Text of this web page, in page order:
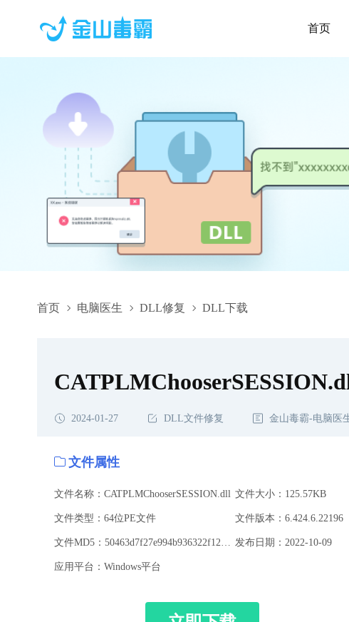
首页
首页 电脑医生 DLL修复 DLL下载
CATPLMChooserSESSION.dll,CATPLMChooserSESSION.dll下载
2024-01-27 DLL文件修复 金山毒霸-电脑医
文件属性
文件名称：CATPLMChooserSESSION.dll 文件大小：125.57KB
文件类型：64位PE文件 文件版本：6.424.6.22196
发布日期：2022-10-09
应用平台：Windows平台